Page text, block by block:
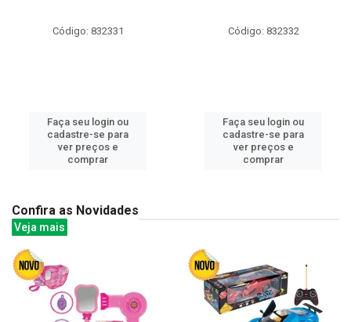
Código: 832331
Faça seu login ou
cadastre-se para
ver preços e
comprar
Código: 832332
Faça seu login ou
cadastre-se para
ver preços e
comprar
Confira as Novidades
Veja mais